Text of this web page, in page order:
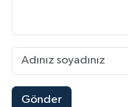
Gönder